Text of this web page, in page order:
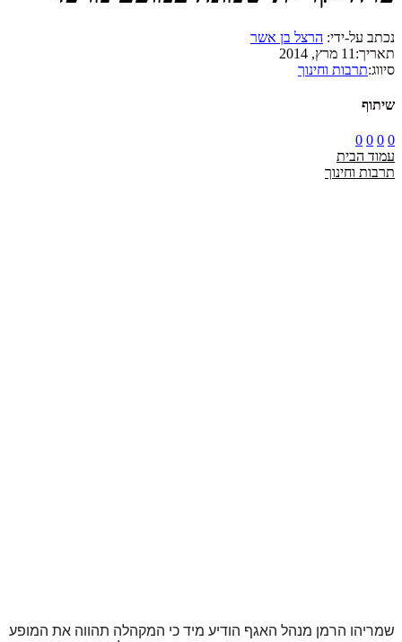
נכתב על-ידי: הרצל בן אשר
תאריך: 11 מרץ, 2014
סיווג:תרבות וחינוך
שיתוף
0
0
0
0
עמוד הבית
תרבות וחינוך
שמריהו הרמן מנהל האגף הודיע מיד כי המקהלה תהווה את המופע